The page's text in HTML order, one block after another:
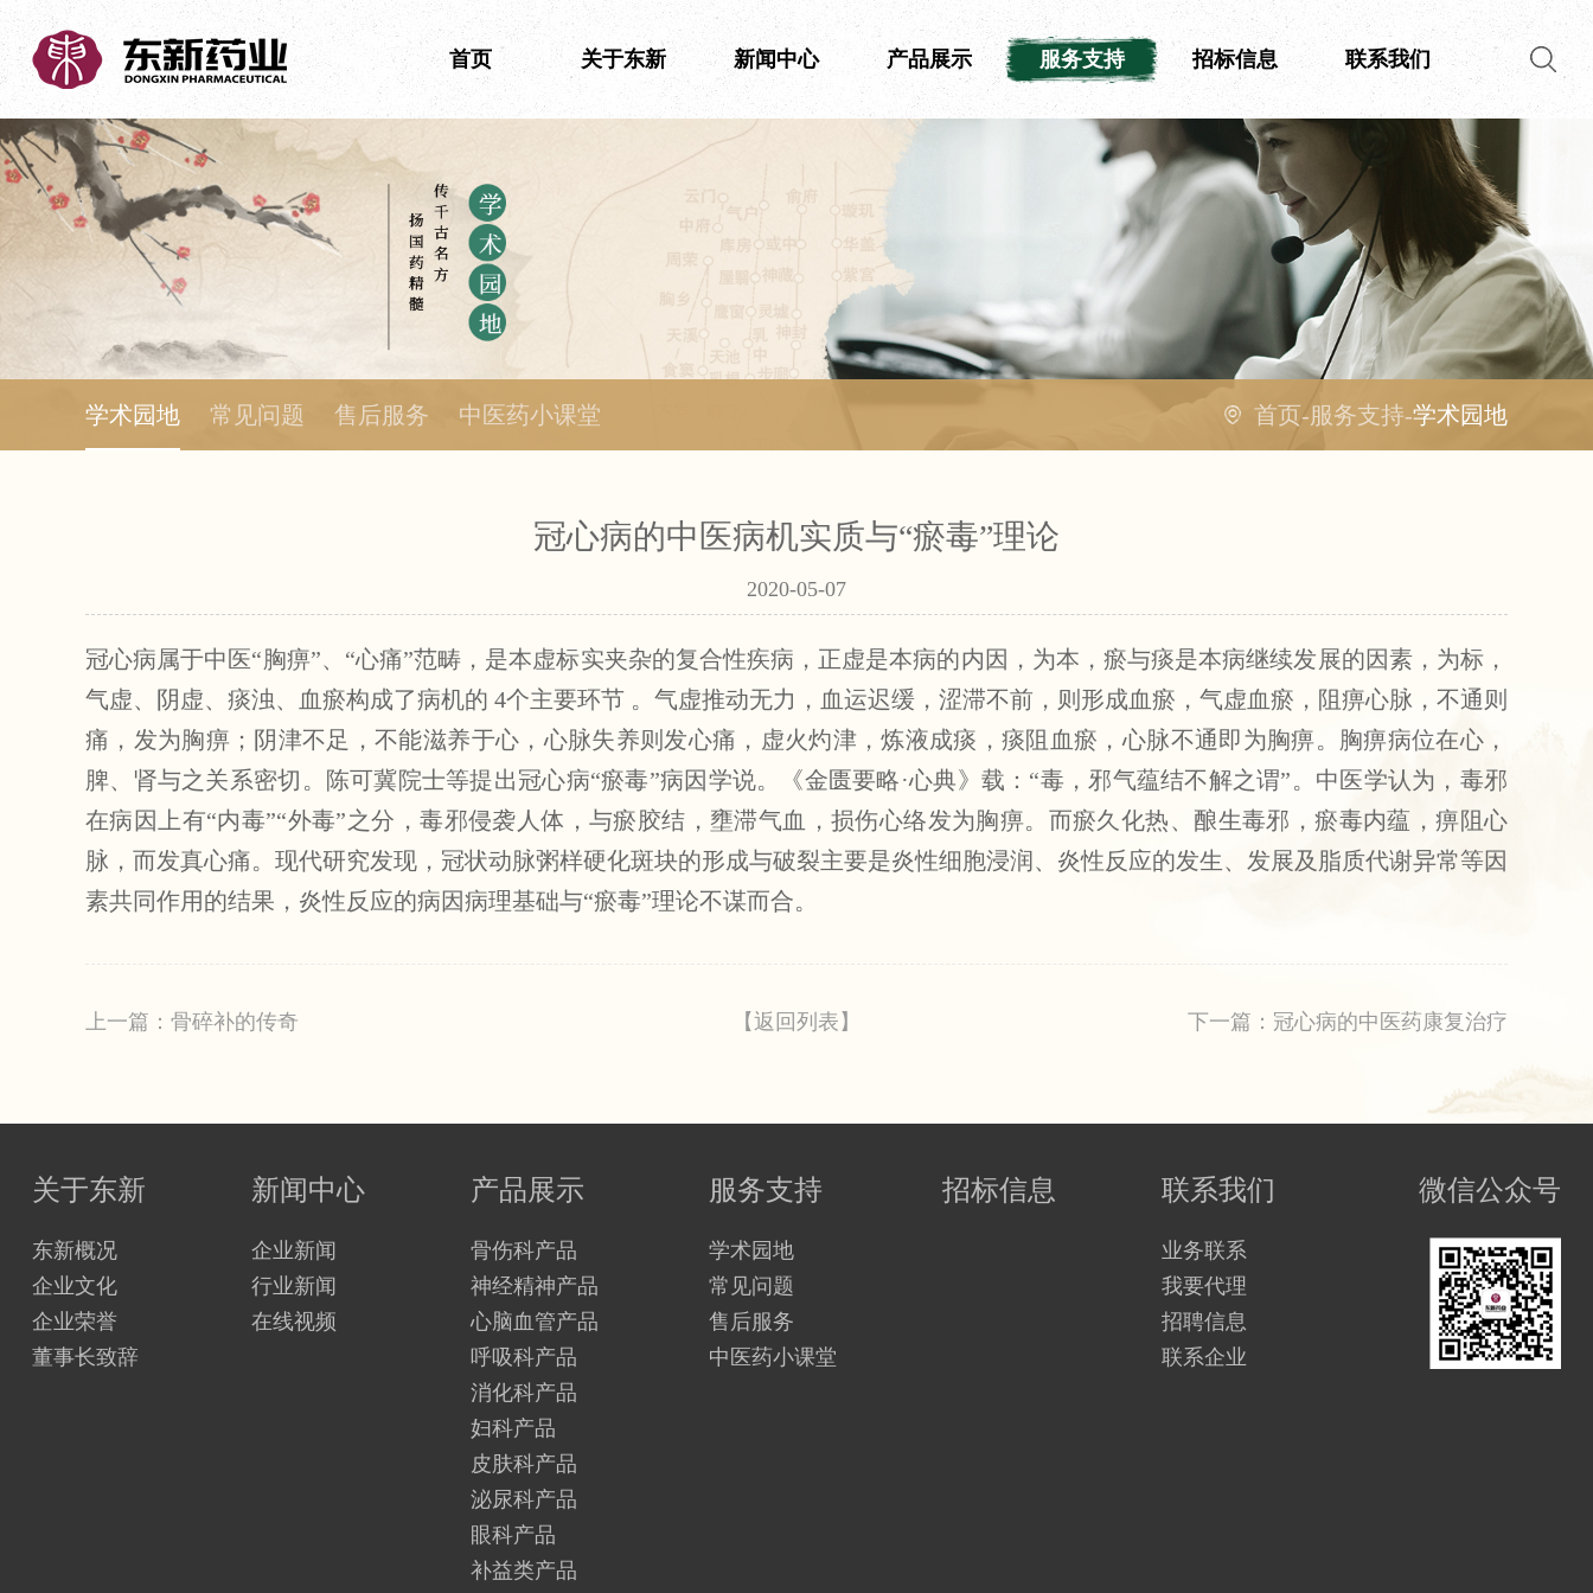
首页 关于东新 新闻中心 产品展示 服务支持 招标信息 联系我们
学术园地 常见问题 售后服务 中医药小课堂 首页-服务支持-学术园地
冠心病的中医病机实质与“瘀毒”理论
2020-05-07
冠心病属于中医“胸痹”、“心痛”范畴，是本虚标实夹杂的复合性疾病，正虚是本病的内因，为本，瘀与痰是本病继续发展的因素，为标，
气虚、阴虚、痰浊、血瘀构成了病机的 4个主要环节 。气虚推动无力，血运迟缓，涩滞不前，则形成血瘀，气虚血瘀，阻痹心脉，不通则
痛，发为胸痹；阴津不足，不能滋养于心，心脉失养则发心痛，虚火灼津，炼液成痰，痰阻血瘀，心脉不通即为胸痹。胸痹病位在心，
脾、肾与之关系密切。陈可冀院士等提出冠心病“瘀毒”病因学说。《金匮要略·心典》载：“毒，邪气蕴结不解之谓”。中医学认为，毒邪
在病因上有“内毒”“外毒”之分，毒邪侵袭人体，与瘀胶结，壅滞气血，损伤心络发为胸痹。而瘀久化热、酿生毒邪，瘀毒内蕴，痹阻心
脉，而发真心痛。现代研究发现，冠状动脉粥样硬化斑块的形成与破裂主要是炎性细胞浸润、炎性反应的发生、发展及脂质代谢异常等因
素共同作用的结果，炎性反应的病因病理基础与“瘀毒”理论不谋而合。
【返回列表】
上一篇：骨碎补的传奇 下一篇：冠心病的中医药康复治疗
关于东新
东新概况
企业文化
企业荣誉
董事长致辞
新闻中心
企业新闻
行业新闻
在线视频
产品展示
骨伤科产品
神经精神产品
心脑血管产品
呼吸科产品
消化科产品
妇科产品
皮肤科产品
泌尿科产品
眼科产品
补益类产品
服务支持
学术园地
常见问题
售后服务
中医药小课堂
招标信息 联系我们
业务联系
我要代理
招聘信息
联系企业
微信公众号